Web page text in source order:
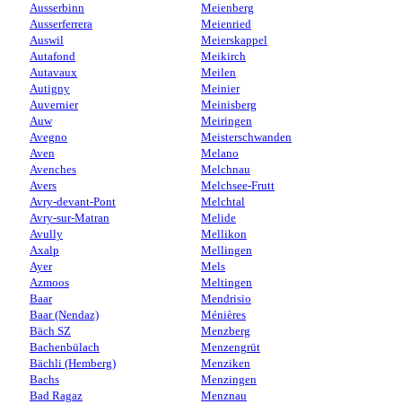
Ausserbinn
Ausserferrera
Auswil
Autafond
Autavaux
Autigny
Auvernier
Auw
Avegno
Aven
Avenches
Avers
Avry-devant-Pont
Avry-sur-Matran
Avully
Axalp
Ayer
Azmoos
Baar
Baar (Nendaz)
Bäch SZ
Bachenbülach
Bächli (Hemberg)
Bachs
Bad Ragaz
Meienberg
Meienried
Meierskappel
Meikirch
Meilen
Meinier
Meinisberg
Meiringen
Meisterschwanden
Melano
Melchnau
Melchsee-Frutt
Melchtal
Melide
Mellikon
Mellingen
Mels
Meltingen
Mendrisio
Ménières
Menzberg
Menzengrüt
Menziken
Menzingen
Menznau